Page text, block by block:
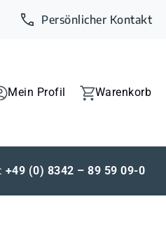
Persönlicher Kontakt
Mein Profil Warenkorb
+49 (0) 8342 – 89 59 09-0